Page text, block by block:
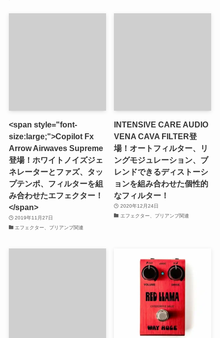
<span style="font-
size:large;">Copilot Fx
Arrow Airwaves Supreme
登場！ホワイトノイズジェ
ネレーターとファズ、タッ
プテンポ、フィルターを組
み合わせたエフェクター！
</span>
2019年11月27日
エフェクター、プリアンプ関連
INTENSIVE CARE AUDIO
VENA CAVA FILTER登
場！オートフィルター、リ
ングモジュレーション、ブ
レンドできるディストーシ
ョンを組み合わせた個性的
なフィルター！
2020年12月24日
エフェクター、プリアンプ関連